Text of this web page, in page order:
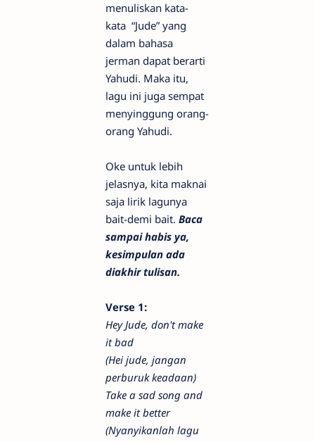
menuliskan kata-
kata “Jude” yang
dalam bahasa
jerman dapat berarti
Yahudi. Maka itu,
lagu ini juga sempat
menyinggung orang-
orang Yahudi.
Oke untuk lebih
jelasnya, kita maknai
saja lirik lagunya
bait-demi bait. Baca
sampai habis ya,
kesimpulan ada
diakhir tulisan.
Verse 1:
Hey Jude, don't make
it bad
(Hei jude, jangan
perburuk keadaan)
Take a sad song and
make it better
(Nyanyikanlah lagu